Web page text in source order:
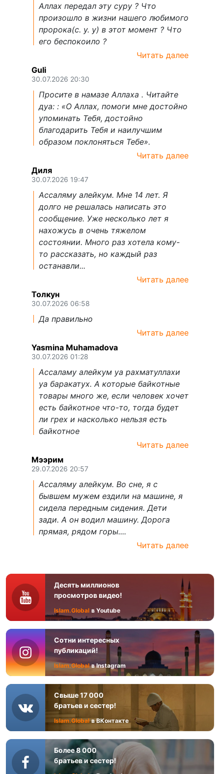
Аллах передал эту суру ? Что
произошло в жизни нашего любимого
пророка(с. у. у) в этот момент ? Что
его беспокоило ?
Читать далее
Guli
30.07.2026 20:30
Просите в намазе Аллаха . Читайте
дуа: : «О Аллах, помоги мне достойно
упоминать Тебя, достойно
благодарить Тебя и наилучшим
образом поклоняться Тебе».
Читать далее
Диля
30.07.2026 19:47
Ассаляму алейкум. Мне 14 лет. Я
долго не решалась написать это
сообщение. Уже несколько лет я
нахожусь в очень тяжелом
состоянии. Много раз хотела кому-
то рассказать, но каждый раз
останавли...
Читать далее
Толкун
30.07.2026 06:58
Да правильно
Читать далее
Yasmina Muhamadova
30.07.2026 01:28
Ассаламу алейкум уа рахматуллахи
уа баракатух. А которые байкотные
товары много же, если человек хочет
есть байкотное что-то, тогда будет
ли грех и насколько нельзя есть
байкотное
Читать далее
Мээрим
29.07.2026 20:57
Ассаляму алейкум. Во сне, я с
бывшем мужем ездили на машине, я
сидела передным сидения. Дети
зади. А он водил машину. Дорога
прямая, рядом горы....
Читать далее
Десять миллионов
просмотров видео!
Islam.Global в Youtube
Сотни интересных
публикаций!
Islam.Global в Instagram
Свыше 17 000
братьев и сестер!
Islam.Global в ВКонтакте
Более 8 000
братьев и сестер!